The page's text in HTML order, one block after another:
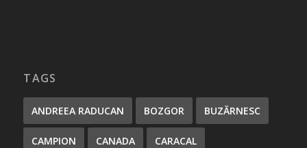
TAGS
ANDREEA RADUCAN BOZGOR BUZĂRNESC
CAMPION CANADA CARACAL